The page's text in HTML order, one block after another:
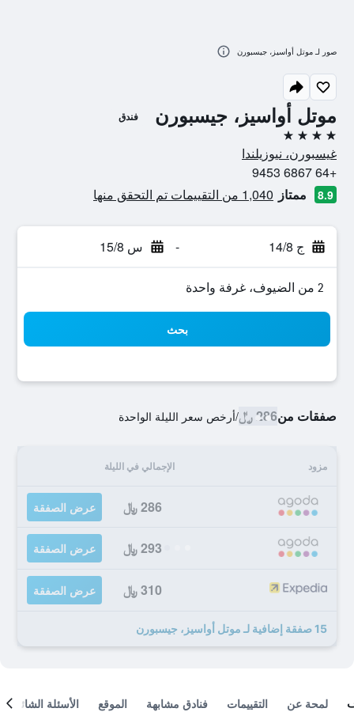
موتل أواسيز، جيسبورن فندق
4 نجوم
غيسبورن، نيوزيلندا
+64 6867 9453
8.9 ممتاز 1,040 من التقييمات تم التحقق منها
ج 14/8 - س 15/8
2 من الضيوف، غرفة واحدة
بحث
صفقات من286 ﷼ /أرخص سعر الليلة الواحدة
مزود الإجمالي في الليلة
286 ﷼ عرض الصفقة
293 ﷼ عرض الصفقة
310 ﷼ عرض الصفقة
15 صفقة إضافية لـ موتل أواسيز، جيسبورن
صور لـ موتل أواسيز، جيسبورن
لمحة عن التقييمات فنادق مشابهة الموقع الأسئلة الشائعة